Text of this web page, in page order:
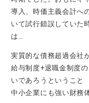
導入、時価主義会計へ
いて試行錯誤していた
は…
実質的な債務超過会社
給与制度+退職金制度
いであろうということ
中小企業にも強い財務